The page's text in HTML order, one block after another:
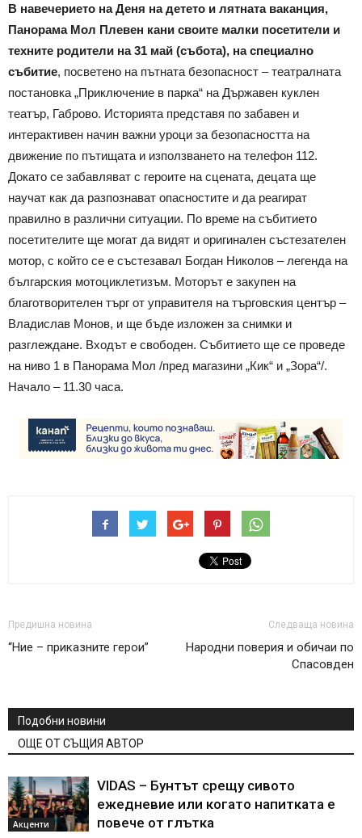
В навечерието на Деня на детето и лятната ваканция,
Панорама Мол Плевен кани своите малки посетители и
техните родители на 31 май (събота), на специално
събитие, посветено на пътната безопасност – театралната
постановка „Приключение в парка“ на Държавен куклен
театър, Габрово. Историята представя по забавен и
интерактивен начин важни уроци за безопасността на
движение по пътищата и използването на телефон 112.
Докато се забавляват с героите на сцената, децата ще
научат как да разпознават опасностите и да реагират
правилно в различни ситуации. По време на събитието
посетителите ще могат да видят и оригинален състезателен
мотор, с който се е състезавал Богдан Николов – легенда на
българския мотоциклетизъм. Моторът е закупен на
благотворителен търг от управителя на търговския център –
Владислав Монов, и ще бъде изложен за снимки и
разглеждане. Входът е свободен. Събитието ще се проведе
на ниво 1 в Панорама Мол /пред магазини „Кик“ и „Зора“/.
Начало – 11.30 часа.
Предишна новина
“Ние – приказните герои”
Следваща новина
Народни поверия и обичаи по
Спасовден
Подобни новини
ОЩЕ ОТ СЪЩИЯ АВТОР
Акценти
VIDAS – Бунтът срещу сивото
ежедневие или когато напитката е
повече от глътка